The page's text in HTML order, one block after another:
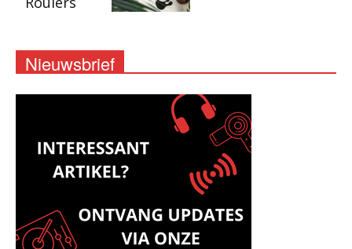
Nieuwsbrief